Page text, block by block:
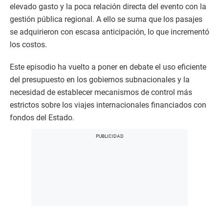
elevado gasto y la poca relación directa del evento con la
gestión pública regional. A ello se suma que los pasajes
se adquirieron con escasa anticipación, lo que incrementó
los costos.
Este episodio ha vuelto a poner en debate el uso eficiente
del presupuesto en los gobiernos subnacionales y la
necesidad de establecer mecanismos de control más
estrictos sobre los viajes internacionales financiados con
fondos del Estado.